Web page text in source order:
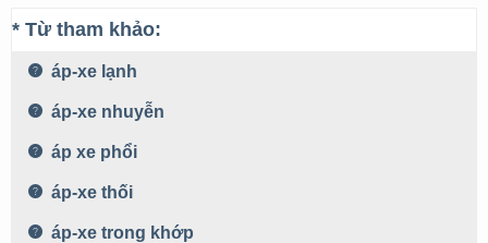
* Từ tham khảo:
áp-xe lạnh
áp-xe nhuyễn
áp xe phổi
áp-xe thối
áp-xe trong khớp